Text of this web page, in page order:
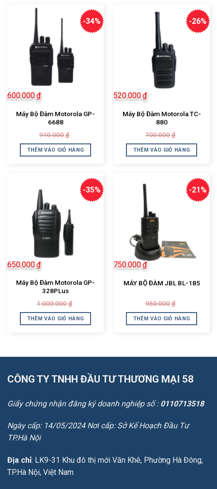
-34%
Máy Bộ Đàm Motorola GP-
6688
910.000 ₫
là:
910.000₫.
600.000₫
tại
là:
THÊM VÀO GIỎ HÀNG
-26%
Máy Bộ Đàm Motorola TC-
880
700.000 ₫
là:
700.000₫.
520.000₫
tại
là:
THÊM VÀO GIỎ HÀNG
-35%
Máy Bộ Đàm Motorola GP-
328PLus
1.000.000 ₫
là:
1.000.000₫.
650.000₫
tại
là:
THÊM VÀO GIỎ HÀNG
-21%
MÁY BỘ ĐÀM JBL BL-185
950.000 ₫
là:
950.000₫.
750.000₫
tại
là:
THÊM VÀO GIỎ HÀNG
CÔNG TY TNHH ĐẦU TƯ THƯƠNG MẠI 58
Giấy chứng nhận đăng ký doanh nghiệp số : 0110713518
Ngày cấp: 14/05/2024 Nơi cấp: Sở Kế Hoạch Đầu Tư
TP.Hà Nội
Địa chỉ: LK9-31 Khu đô thị mới Văn Khê, Phường Hà Đông,
TP.Hà Nội, Việt Nam